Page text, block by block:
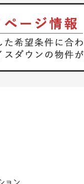
ョン